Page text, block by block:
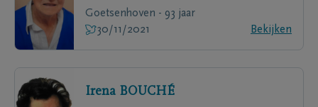
Goetsenhoven - 93 jaar
30/11/2021
Bekijken
Irena BOUCHÉ